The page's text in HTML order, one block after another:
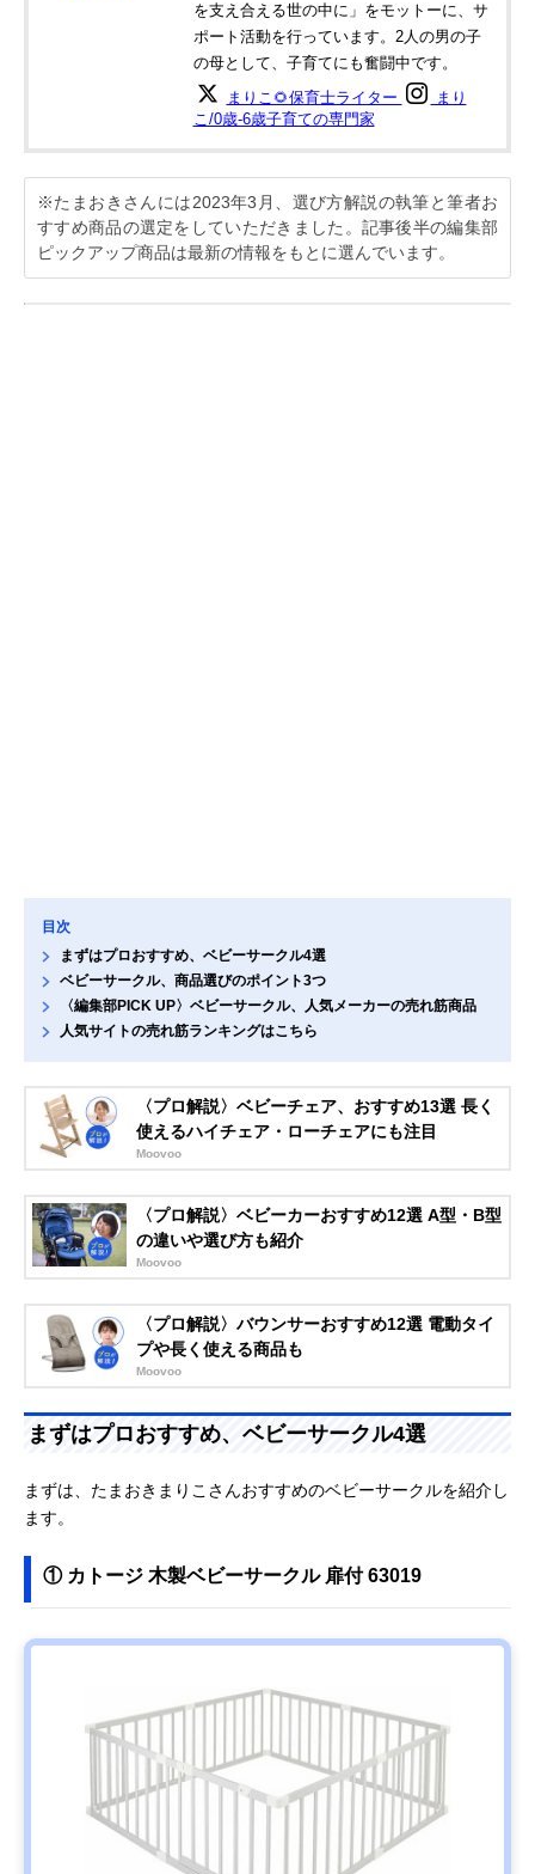
を支え合える世の中に」をモットーに、サ
ポート活動を行っています。2人の男の子
の母として、子育てにも奮闘中です。
まりこ🌻保育士ライター
まり
こ/0歳-6歳子育ての専門家
※たまおきさんには2023年3月、選び方解説の執筆と筆者お
すすめ商品の選定をしていただきました。記事後半の編集部
ピックアップ商品は最新の情報をもとに選んでいます。
目次
まずはプロおすすめ、ベビーサークル4選
ベビーサークル、商品選びのポイント3つ
〈編集部PICK UP〉ベビーサークル、人気メーカーの売れ筋商品
人気サイトの売れ筋ランキングはこちら
〈プロ解説〉ベビーチェア、おすすめ13選 長く
使えるハイチェア・ローチェアにも注目
Moovoo
〈プロ解説〉ベビーカーおすすめ12選 A型・B型
の違いや選び方も紹介
Moovoo
〈プロ解説〉バウンサーおすすめ12選 電動タイ
プや長く使える商品も
Moovoo
まずはプロおすすめ、ベビーサークル4選
まずは、たまおきまりこさんおすすめのベビーサークルを紹介し
ます。
① カトージ 木製ベビーサークル 扉付 63019